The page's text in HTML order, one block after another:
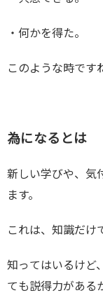
・何かを得た。
このような時です
為になるとは
新しい学びや、気
ます。
これは、知識だけ
知ってはいるけど
ても説得力がある